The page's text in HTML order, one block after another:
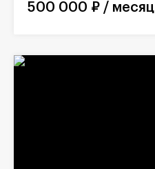
500 000 ₽ / месяц